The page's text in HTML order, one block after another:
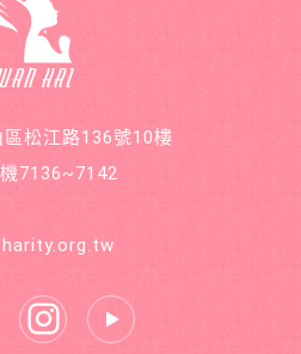
萬海航
運慈善
基金會
在公益
同打造
善循環
的美麗
松江路136號10樓
7136~7142